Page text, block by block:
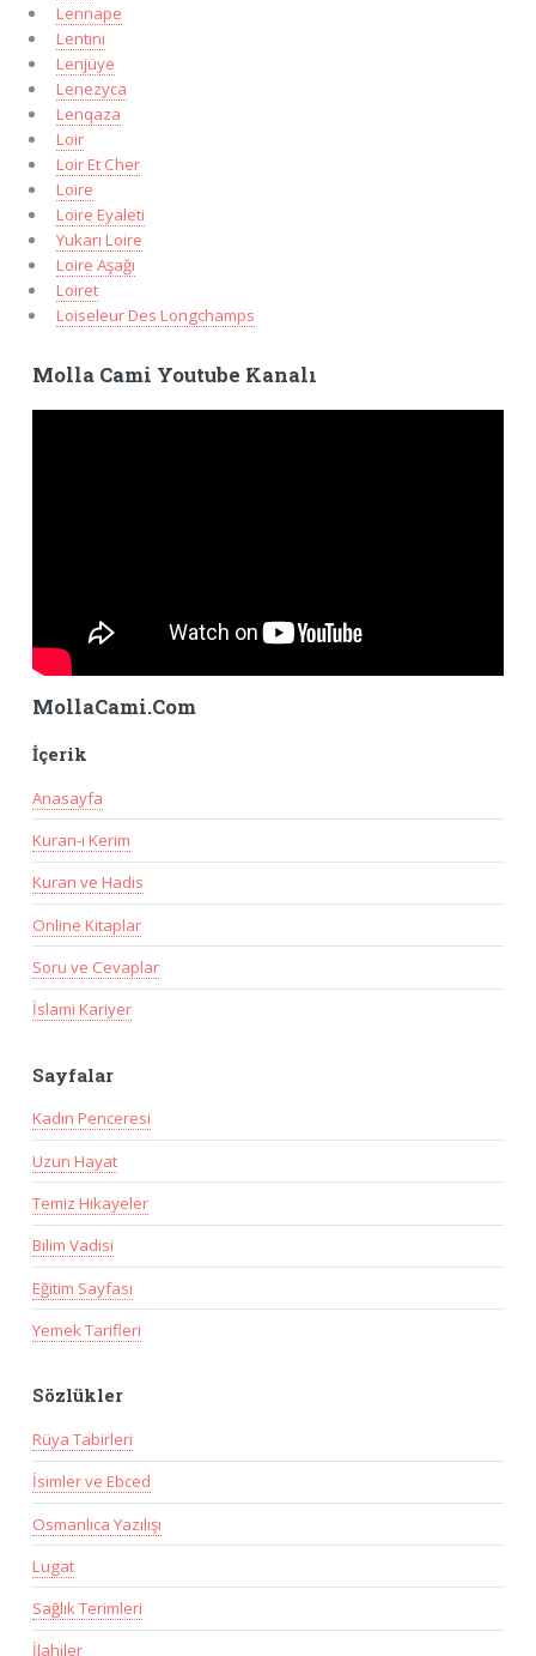
Lennape
Lentini
Lenjüye
Lenezyca
Lenqaza
Loir
Loir Et Cher
Loire
Loire Eyaleti
Yukarı Loire
Loire Aşağı
Loiret
Loiseleur Des Longchamps
Molla Cami Youtube Kanalı
MollaCami.Com
İçerik
Anasayfa
Kuran-ı Kerim
Kuran ve Hadis
Online Kitaplar
Soru ve Cevaplar
İslami Kariyer
Sayfalar
Kadın Penceresi
Uzun Hayat
Temiz Hikayeler
Bilim Vadisi
Eğitim Sayfası
Yemek Tarifleri
Sözlükler
Rüya Tabirleri
İsimler ve Ebced
Osmanlıca Yazılışı
Lugat
Sağlık Terimleri
İlahiler